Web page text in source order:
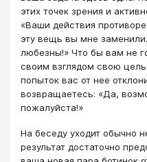
этих точек зрения и
«Ваши действия
эту вещь вы мне
любезны!» Что бы вам не
своим взглядом свою
попыток вас от нее
возвращаетесь: «Да,
пожалуйста!»
На беседу уходит обычно
результат достаточно